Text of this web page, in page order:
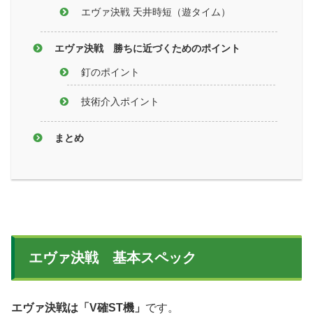
エヴァ決戦 天井時短（遊タイム）
エヴァ決戦 勝ちに近づくためのポイント
釘のポイント
技術介入ポイント
まとめ
エヴァ決戦 基本スペック
エヴァ決戦は「V確ST機」 です。